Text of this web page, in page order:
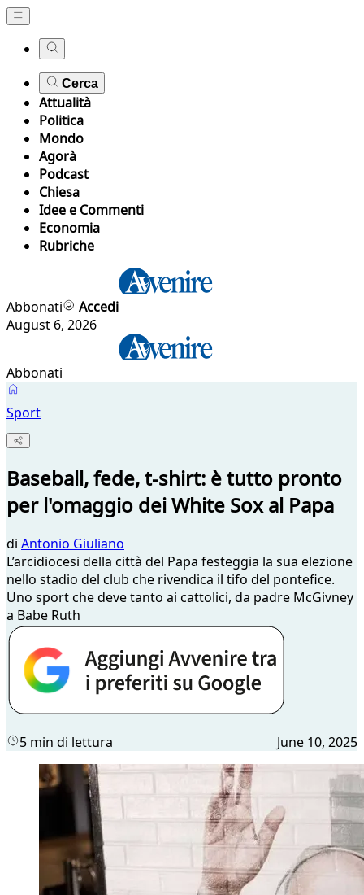
Cerca
Attualità
Politica
Mondo
Agorà
Podcast
Chiesa
Idee e Commenti
Economia
Rubriche
Abbonati
Accedi
August 6, 2026
Abbonati
Sport
Baseball, fede, t-shirt: è tutto pronto
per l'omaggio dei White Sox al Papa
di Antonio Giuliano
L’arcidiocesi della città del Papa festeggia la sua elezione
nello stadio del club che rivendica il tifo del pontefice.
Uno sport che deve tanto ai cattolici, da padre McGivney
a Babe Ruth
5 min di lettura June 10, 2025